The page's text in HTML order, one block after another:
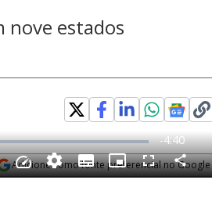
nove estados
Adicione como fonte preferencial no Google
Velocidade Subtitles